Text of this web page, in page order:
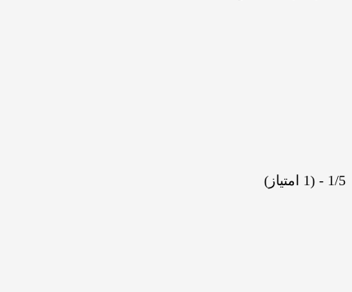
1/5 - (1 امتیاز)